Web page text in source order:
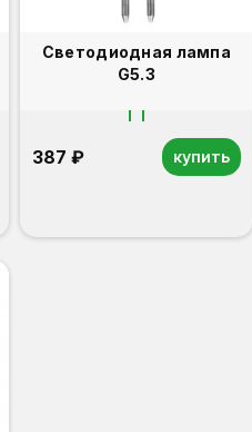
Светодиодная лампа
G5.3
387 ₽ купить